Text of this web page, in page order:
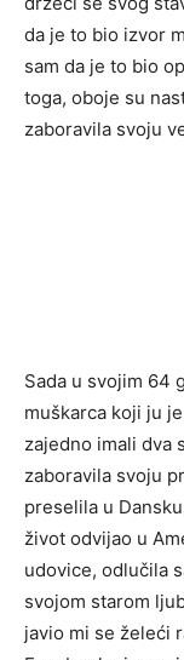
da je to bio izvor
sam da je to bio
toga, oboje su
zaboravila svoju
Sada u svojim 64
muškarca koji ju
zajedno imali dva
zaboravila svoju
preselila u
život odvijao u
udovice, odlučila
svojom starom
javio mi se želeći